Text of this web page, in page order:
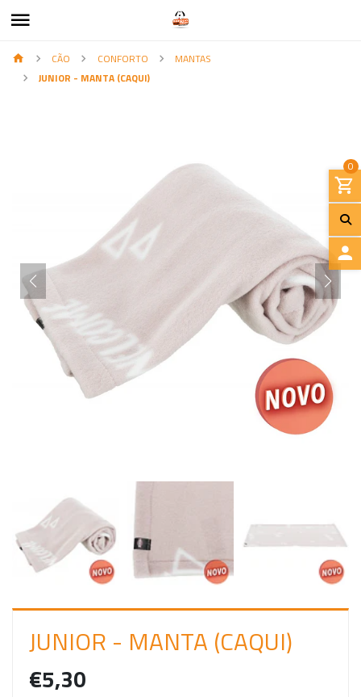
0
I
N
I
A
S
Ã
O
CÃO CONFORTO
MANTAS
JUNIOR - MANTA (CAQUI)
JUNIOR - MANTA (CAQUI)
€5,30